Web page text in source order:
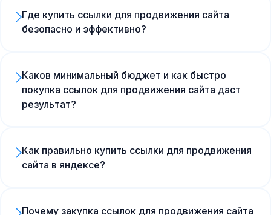
Где купить ссылки для продвижения сайта
безопасно и эффективно?
автоматизированные биржи. FirstRank применяет
аутрич — прямые договоренности с
вебмастерами, что гарантирует 100%
Каков минимальный бюджет и как быстро
покупка ссылок для продвижения сайта даст
результат?
в среднем через 4-6 месяцев. Для достижения
такого эффекта мы рекомендуем закладывать на
Как правильно купить ссылки для продвижения
сайта в яндексе?
Почему закупка ссылок для продвижения сайта